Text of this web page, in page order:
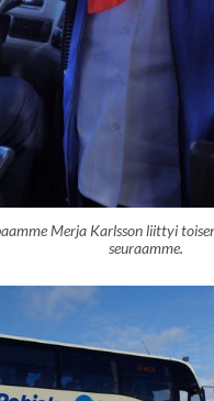
Merja Karlsson liittyi
seuraamme.